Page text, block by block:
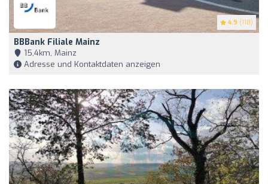
4.9 (118)
BBBank Filiale Mainz
15,4km, Mainz
Adresse und Kontaktdaten anzeigen